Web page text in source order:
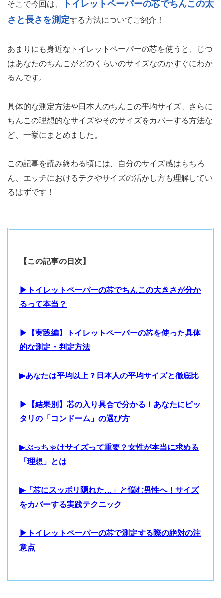
そこで今回は、
トイレットペーパーの芯でちんこの太
さと長さを測定する方法についてご紹介！
あまりにも身近なトイレットペーパーの芯を使うと、じつ
はあなたのちんこがどのくらいのサイズなのかすぐにわか
るんです。
具体的な測定方法や日本人のちんこの平均サイズ、さらに
ちんこの理想的なサイズやそのサイズをカバーする方法な
ど、一挙にまとめました。
この記事を読み終わる頃には、自分のサイズ感はもちろ
ん、エッチにおけるテクやサイズの活かし方も理解してい
るはずです！
【この記事の目次】
▶トイレットペーパーの芯でちんこの大きさが分か
るって本当？
▶【実践編】トイレットペーパーの芯を使った具体
的な測定・判定方法
▶あなたは平均以上？日本人の平均サイズと徹底比
▶【結果別】芯の入り具合で分かる！あなたにピッ
タリの「コンドーム」の選び方
▶ぶっちゃけサイズって重要？女性が本当に求める
「理想」とは
▶「芯にスッポリ隠れた…」と悩む男性へ！サイズ
をカバーする実践テクニック
▶トイレットペーパーの芯で測定する際の絶対の注
意点